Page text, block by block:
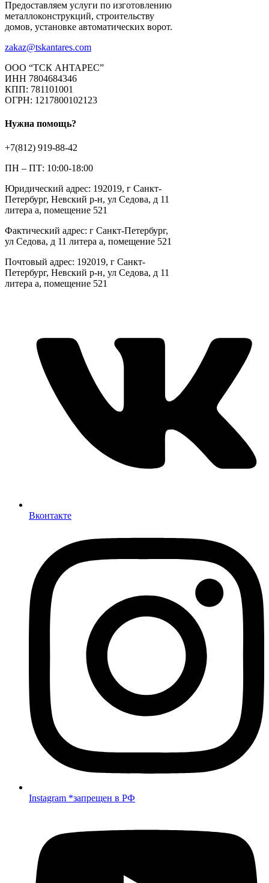
Предоставляем услуги по изготовлению
металлоконструкций, строительству
домов, установке автоматических ворот.
zakaz@tskantares.com
ООО “ТСК АНТАРЕС”
ИНН 7804684346
КПП: 781101001
ОГРН: 1217800102123
Нужна помощь?
+7(812) 919-88-42
ПН – ПТ: 10:00-18:00
Юридический адрес: 192019, г Санкт-
Петербург, Невский р-н, ул Седова, д 11
литера а, помещение 521
Фактический адрес: г Санкт-Петербург,
ул Седова, д 11 литера а, помещение 521
Почтовый адрес: 192019, г Санкт-
Петербург, Невский р-н, ул Седова, д 11
литера а, помещение 521
Вконтакте
Instagram *запрещен в РФ